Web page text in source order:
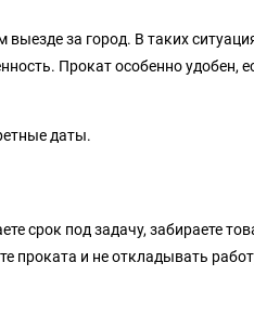
выезде за город. В таких
Прокат особенно удобен,
даты.
срок под задачу, забираете
проката и не откладывать